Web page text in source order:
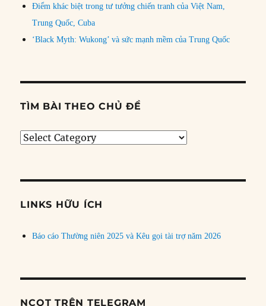
Điểm khác biệt trong tư tưởng chiến tranh của Việt Nam,
Trung Quốc, Cuba
‘Black Myth: Wukong’ và sức mạnh mềm của Trung Quốc
TÌM BÀI THEO CHỦ ĐỀ
Tìm
đề
LINKS HỮU ÍCH
Báo cáo Thường niên 2025 và Kêu gọi tài trợ năm 2026
NCQT TRÊN TELEGRAM